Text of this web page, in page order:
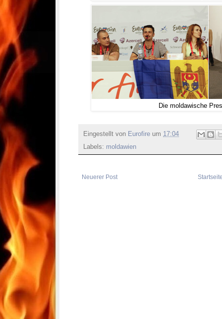
Die moldawische
Eingestellt von Eurofire um 17:04
Labels: moldawien
Neuerer Post